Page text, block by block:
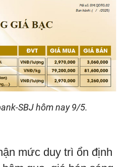
SBJ hôm nay 9/5.
mức duy trì ổn định